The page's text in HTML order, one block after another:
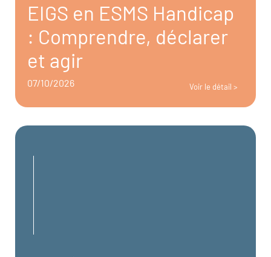
EIGS en ESMS Handicap
: Comprendre, déclarer
et agir
07/10/2026 Voir le détail >